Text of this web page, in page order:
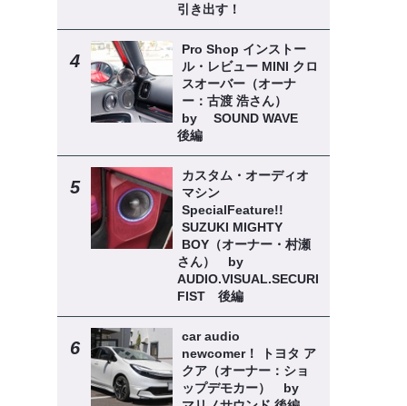
引き出す！
Pro Shop インストー
ル・レビュー MINI クロ
スオーバー（オーナ
ー：古渡 浩さん）
by SOUND WAVE
後編
カスタム・オーディオ
マシン
SpecialFeature!!
SUZUKI MIGHTY
BOY（オーナー・村瀬
さん） by
AUDIO.VISUAL.SECURITY
FIST 後編
car audio
newcomer！ トヨタ ア
クア（オーナー：ショ
ップデモカー） by